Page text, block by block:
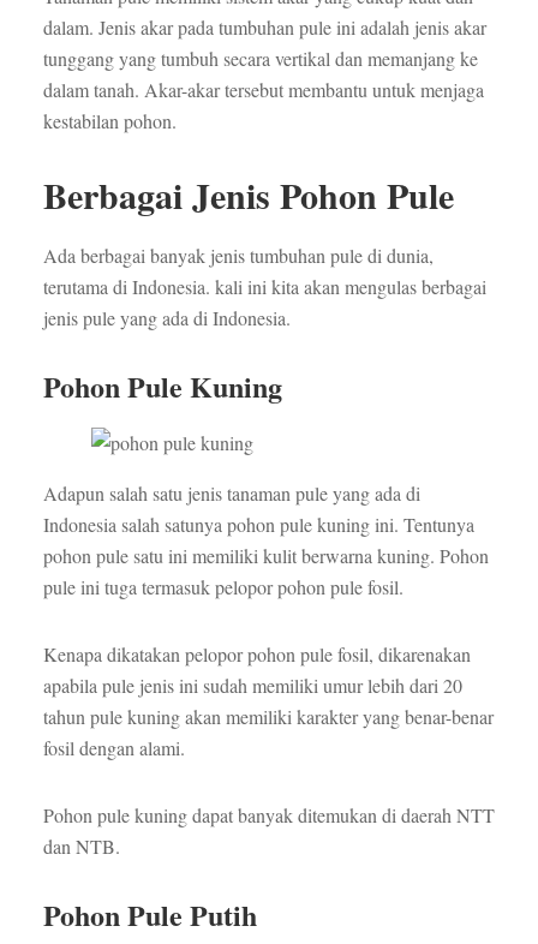
dalam. Jenis akar pada tumbuhan pule ini adalah jenis akar
tunggang yang tumbuh secara vertikal dan memanjang ke
dalam tanah. Akar-akar tersebut membantu untuk menjaga
kestabilan pohon.
Berbagai Jenis Pohon Pule
Ada berbagai banyak jenis tumbuhan pule di dunia,
terutama di Indonesia. kali ini kita akan mengulas berbagai
jenis pule yang ada di Indonesia.
Pohon Pule Kuning
Adapun salah satu jenis tanaman pule yang ada di
Indonesia salah satunya pohon pule kuning ini. Tentunya
pohon pule satu ini memiliki kulit berwarna kuning. Pohon
pule ini tuga termasuk pelopor pohon pule fosil.
Kenapa dikatakan pelopor pohon pule fosil, dikarenakan
apabila pule jenis ini sudah memiliki umur lebih dari 20
tahun pule kuning akan memiliki karakter yang benar-benar
fosil dengan alami.
Pohon pule kuning dapat banyak ditemukan di daerah NTT
dan NTB.
Pohon Pule Putih